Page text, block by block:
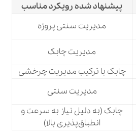
پیشنهاد شده رویکرد مناسب
مدیریت سنتی پروژه
مدیریت چابک
چابک با ترکیب مدیریت چرخشی
مدیریت سنتی
چابک (به دلیل نیاز به سرعت و
انطباق‌پذیری بالا)